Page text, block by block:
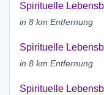
Spirituelle
in 8 km Entfernung
Spirituelle
in 8 km Entfernung
Spirituelle